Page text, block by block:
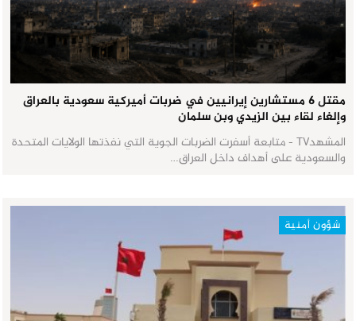
مقتل 6 مستشارين إيرانيين في ضربات أميركية سعودية بالعراق
وإلغاء لقاء بين الزيدي وبن سلمان
المشهدTV - متابعة أسفرت الضربات الجوية التي نفذتها الولايات المتحدة
والسعودية على أهداف داخل العراق…
شؤون أمنية